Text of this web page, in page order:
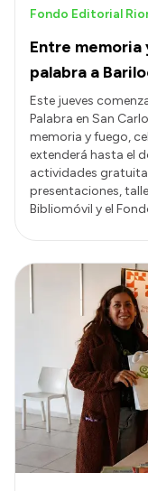
Entre
palabra a
Fondo Editorial
Este jueves
Palabra en San
memoria y fuego,
extenderá hasta el
actividades
presentaciones,
Bibliomóvil y el